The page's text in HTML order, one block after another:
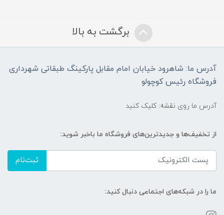
برگشت به بالا
آدرس ما: شاهرود خیابان امام مقابل پارکینگ طبقاتی شهرداری
فروشگاه رئیس کوچولو
آدرس ما روی نقشه: کلیک کنید
از تخفیف‌ها و جدیدترین‌های فروشگاه ما باخبر شوید:
ثبت‌نام
ما را در شبکه‌های اجتماعی دنبال کنید: